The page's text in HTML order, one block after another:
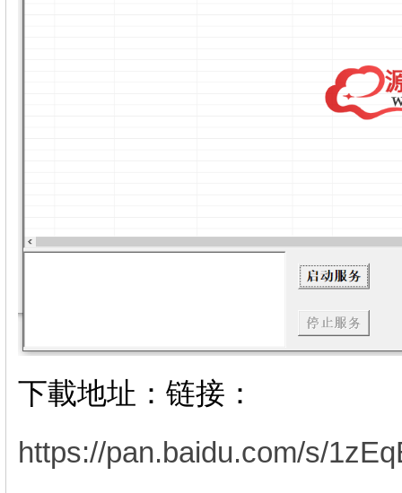
下載地址：链接：
https://pan.baidu.com/s/